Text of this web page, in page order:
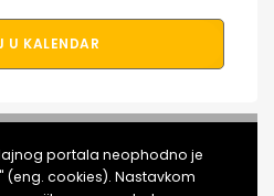
U KALENDAR
portala neophodno je
(eng. cookies). Nastavkom